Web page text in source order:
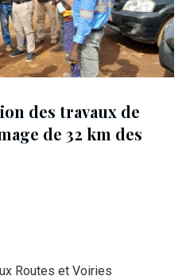
des travaux de
de 32 km des
Routes et Voiries